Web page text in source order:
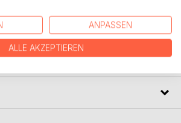
ANPASSEN
ALLE AKZEPTIEREN